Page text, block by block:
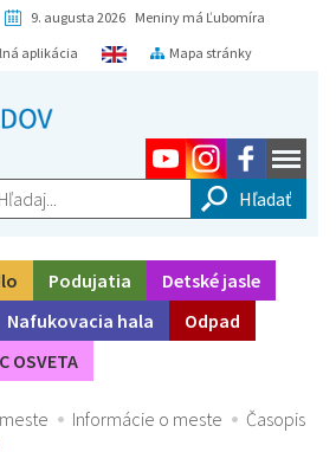
9. augusta 2026 Meniny má Ľubomíra
aplikácia Mapa stránky
Podujatia
Detské jasle
Nafukovacia hala
Odpad
OSVETA
Informácie o meste
Časopis